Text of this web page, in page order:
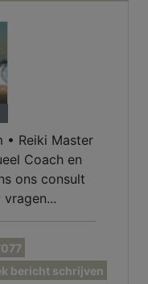
• Reiki Master
Coach en
ons consult
bericht schrijven